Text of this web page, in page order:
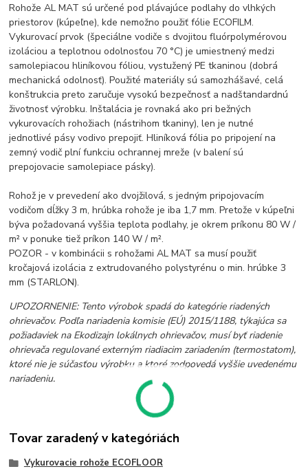
Rohože AL MAT sú určené pod plávajúce podlahy do vlhkých
priestorov (kúpeľne), kde nemožno použiť fólie ECOFILM.
Vykurovací prvok (špeciálne vodiče s dvojitou fluórpolymérovou
izoláciou a teplotnou odolnosťou 70 °C) je umiestnený medzi
samolepiacou hliníkovou fóliou, vystužený PE tkaninou (dobrá
mechanická odolnosť). Použité materiály sú samozhášavé, celá
konštrukcia preto zaručuje vysokú bezpečnosť a nadštandardnú
životnosť výrobku. Inštalácia je rovnaká ako pri bežných
vykurovacích rohožiach (nástrihom tkaniny), len je nutné
jednotlivé pásy vodivo prepojiť. Hliníková fólia po pripojení na
zemný vodič plní funkciu ochrannej mreže (v balení sú
prepojovacie samolepiace pásky).
Rohož je v prevedení ako dvojžilová, s jedným pripojovacím
vodičom dĺžky 3 m, hrúbka rohože je iba 1,7 mm. Pretože v kúpeľni
býva požadovaná vyššia teplota podlahy, je okrem príkonu 80 W /
m² v ponuke tiež príkon 140 W / m².
POZOR - v kombinácii s rohožami AL MAT sa musí použiť
kročajová izolácia z extrudovaného polystyrénu o min. hrúbke 3
mm (STARLON).
UPOZORNENIE: Tento výrobok spadá do kategórie riadených
ohrievačov. Podľa nariadenia komisie (EÚ) 2015/1188, týkajúca sa
požiadaviek na Ekodizajn lokálnych ohrievačov, musí byť riadenie
ohrievača regulované externým riadiacim zariadením (termostatom),
ktoré nie je súčasťou výrobku a ktoré zodpovedá vyššie uvedenému
nariadeniu.
Tovar zaradený v kategóriách
Vykurovacie rohože ECOFLOOR